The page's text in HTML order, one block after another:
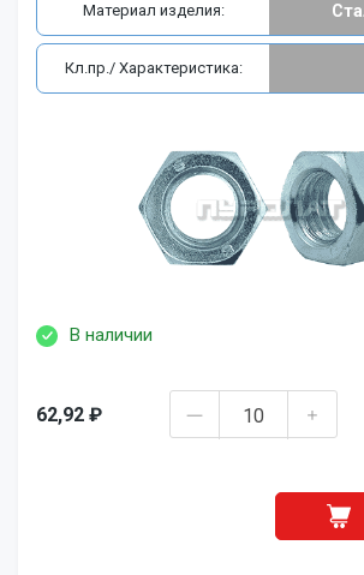
В наличии
62,92 ₽
Материал изделия:
Кл.пр./ Характеристика: